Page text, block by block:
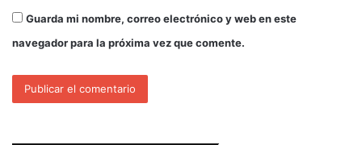
Guarda mi nombre, correo electrónico y web en este
navegador para la próxima vez que comente.